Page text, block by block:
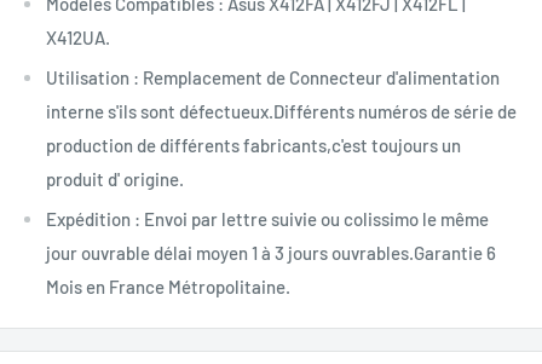
X412UA.
Utilisation : Remplacement de Connecteur d'alimentation
interne s'ils sont défectueux.Différents numéros de série de
production de différents fabricants,c'est toujours un
produit d' origine.
Expédition : Envoi par lettre suivie ou colissimo le même
jour ouvrable délai moyen 1 à 3 jours ouvrables.Garantie 6
Mois en France Métropolitaine.